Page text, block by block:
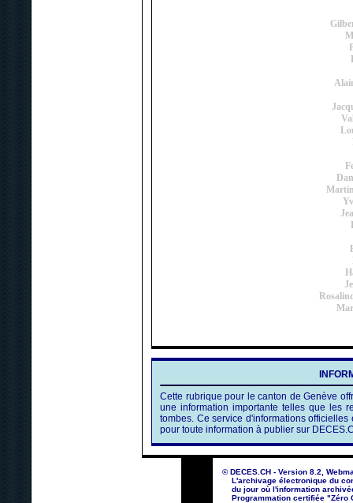
Cette rubrique pour le canton de Genève
une information importante telles que les
tombes. Ce service d'informations
pour toute information à publier sur
© DECES.CH - Version 8.2,
L'archivage électronique du
du jour où l'information
Programmation certifiée "Zéro